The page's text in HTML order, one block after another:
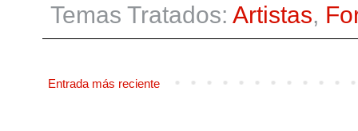
Temas Tratados: Artistas,
Entrada más reciente